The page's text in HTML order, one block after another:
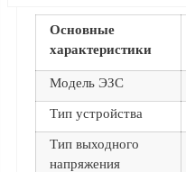
техпластина МБС
Соединительная
арматура
Устройства
заземления
автоцистерн и
комплектующие
Основные
характеристики
Модель ЭЗС
Тип устройства
Тип выходного
напряжения